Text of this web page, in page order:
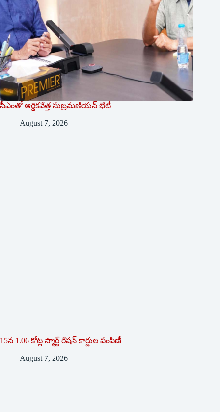
సీఎంతో ఆర్థికవేత్త సుబ్రమణియన్ భేటీ
August 7, 2026
15న 1.06 కోట్ల స్మార్ట్ రేషన్ కార్డుల పంపిణీ
August 7, 2026